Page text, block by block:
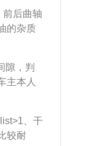
多引起
在草酸
清洗剂
车辆启
燃烧
让三元
情况就
相同的
复练
在真实
好方
前后曲轴
的杂质
封效果
、
与缸体
室中，
。使用
机油现
动性，
隙，判
主本人
厂或4s
破
半轴磨
产生异
、干
较耐